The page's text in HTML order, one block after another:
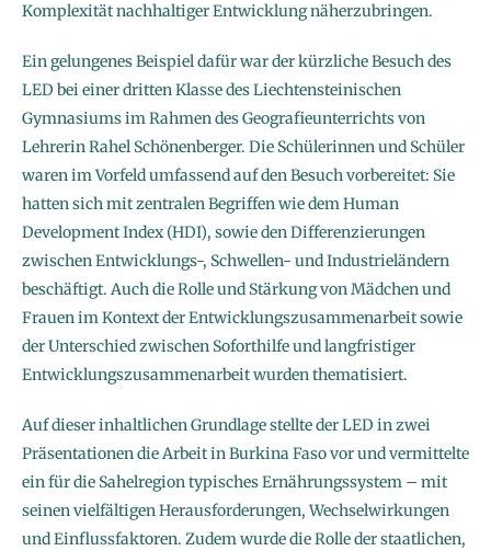
Komplexität nachhaltiger Entwicklung näherzubringen.
Ein gelungenes Beispiel dafür war der kürzliche Besuch des
LED bei einer dritten Klasse des Liechtensteinischen
Gymnasiums im Rahmen des Geografieunterrichts von
Lehrerin Rahel Schönenberger. Die Schülerinnen und Schüler
waren im Vorfeld umfassend auf den Besuch vorbereitet: Sie
hatten sich mit zentralen Begriffen wie dem Human
Development Index (HDI), sowie den Differenzierungen
zwischen Entwicklungs-, Schwellen- und Industrieländern
beschäftigt. Auch die Rolle und Stärkung von Mädchen und
Frauen im Kontext der Entwicklungszusammenarbeit sowie
der Unterschied zwischen Soforthilfe und langfristiger
Entwicklungszusammenarbeit wurden thematisiert.
Auf dieser inhaltlichen Grundlage stellte der LED in zwei
Präsentationen die Arbeit in Burkina Faso vor und vermittelte
ein für die Sahelregion typisches Ernährungssystem – mit
seinen vielfältigen Herausforderungen, Wechselwirkungen
und Einflussfaktoren. Zudem wurde die Rolle der staatlichen,